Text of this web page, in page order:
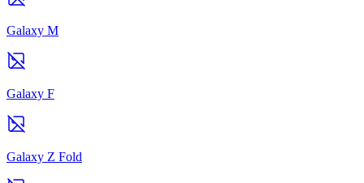
Galaxy M
Galaxy F
Galaxy Z Fold